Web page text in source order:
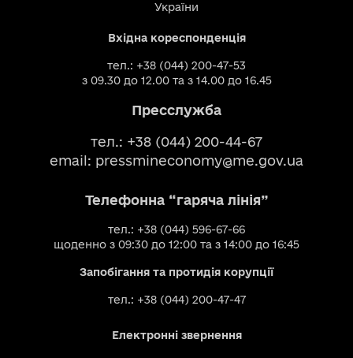
України
Вхідна кореспонденція
тел.: +38 (044) 200-47-53
з 09.30 до 12.00 та з 14.00 до 16.45
Пресслужба
тел.: +38 (044) 200-44-67
email: pressmineconomy@me.gov.ua
Телефонна “гаряча лінія”
тел.: +38 (044) 596-67-66
щоденно з 09:30 до 12:00 та з 14:00 до 16:45
Запобігання та протидія корупції
тел.: +38 (044) 200-47-47
Електронні звернення